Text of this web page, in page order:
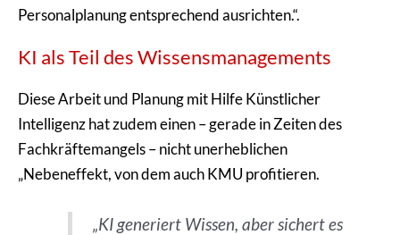
Personalplanung entsprechend ausrichten.“.
KI als Teil des Wissensmanagements
Diese Arbeit und Planung mit Hilfe Künstlicher
Intelligenz hat zudem einen – gerade in Zeiten des
Fachkräftemangels – nicht unerheblichen
„Nebeneffekt, von dem auch KMU profitieren.
„KI generiert Wissen, aber sichert es